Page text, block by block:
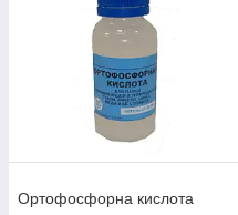
Ортофосфорна кислота